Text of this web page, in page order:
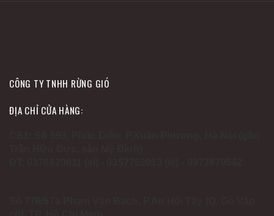
CÔNG TY TNHH RỪNG GIÓ
ĐỊA CHỈ CỬA HÀNG: